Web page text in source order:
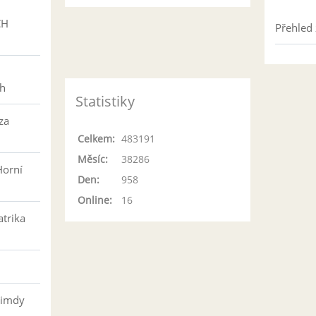
Statistiky
Online: 16
Celkem: 483191
Měsíc:
38286
Den:
958